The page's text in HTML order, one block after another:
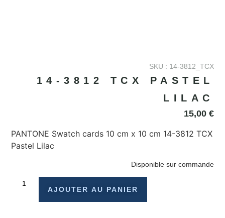
SKU : 14-3812_TCX
14-3812 TCX PASTEL
LILAC
15,00 €
PANTONE Swatch cards 10 cm x 10 cm 14-3812 TCX
Pastel Lilac
Disponible sur commande
AJOUTER AU PANIER